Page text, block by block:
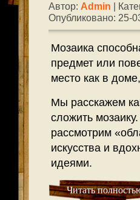
Автор: Admin |
Опубликовано: 25-
Мозаика
предмет или
место как в
Мы расскажем
сложить
рассмотрим
искусства и
идеями.
Читать